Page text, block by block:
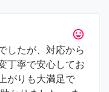
tag_faces
したが、対応から
丁寧で安心してお
がりも大満足で